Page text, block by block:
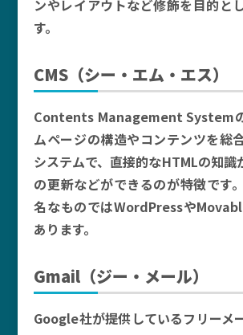
ンやレイアウトなど修飾を目的と
す。
CMS（シー・エム・エス）
Contents Management System
ムページの構造やコンテンツを総
システムで、直接的なHTMLの知識
の更新などができるのが特徴です
名なものではWordPressや
あります。
Gmail（ジー・メール）
Google社が提供しているフリーメ